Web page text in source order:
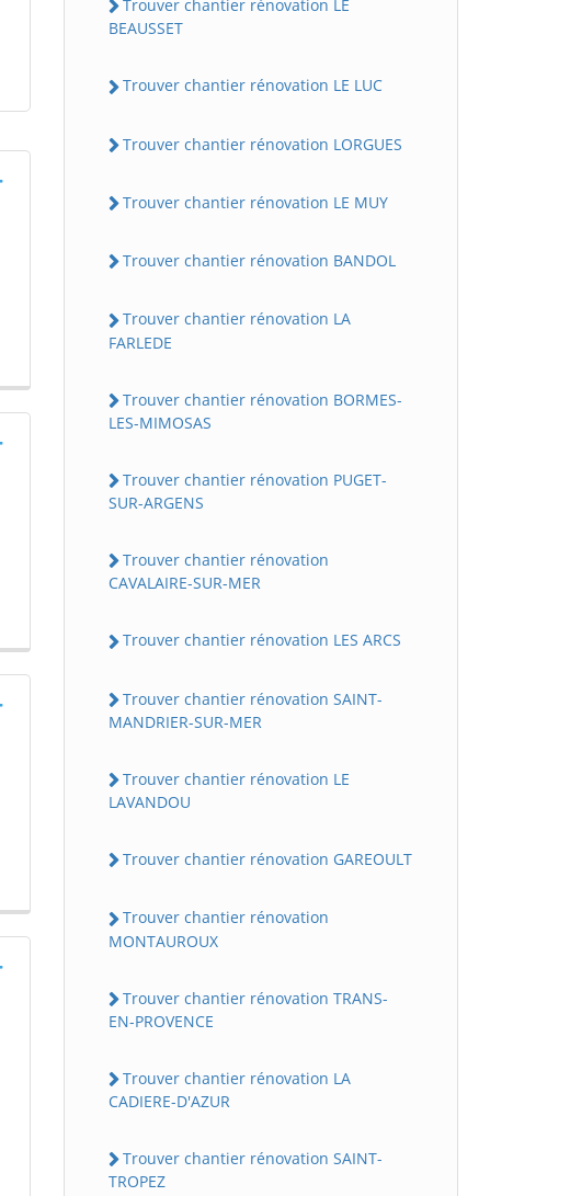
Trouver chantier rénovation LE
BEAUSSET
Trouver chantier rénovation LE LUC
Trouver chantier rénovation LORGUES
Trouver chantier rénovation LE MUY
Trouver chantier rénovation BANDOL
Trouver chantier rénovation LA
FARLEDE
Trouver chantier rénovation BORMES-
LES-MIMOSAS
Trouver chantier rénovation PUGET-
SUR-ARGENS
Trouver chantier rénovation
CAVALAIRE-SUR-MER
Trouver chantier rénovation LES ARCS
Trouver chantier rénovation SAINT-
MANDRIER-SUR-MER
Trouver chantier rénovation LE
LAVANDOU
Trouver chantier rénovation GAREOULT
Trouver chantier rénovation
MONTAUROUX
Trouver chantier rénovation TRANS-
EN-PROVENCE
Trouver chantier rénovation LA
CADIERE-D'AZUR
Trouver chantier rénovation SAINT-
TROPEZ